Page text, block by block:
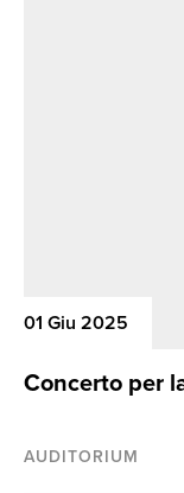
01 Giu 2025
Concerto per
AUDITORIUM